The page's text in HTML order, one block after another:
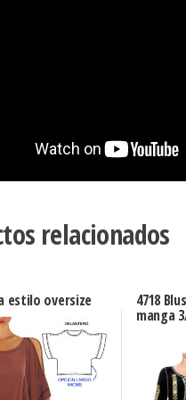
relacionados
estilo oversize 4718
manga